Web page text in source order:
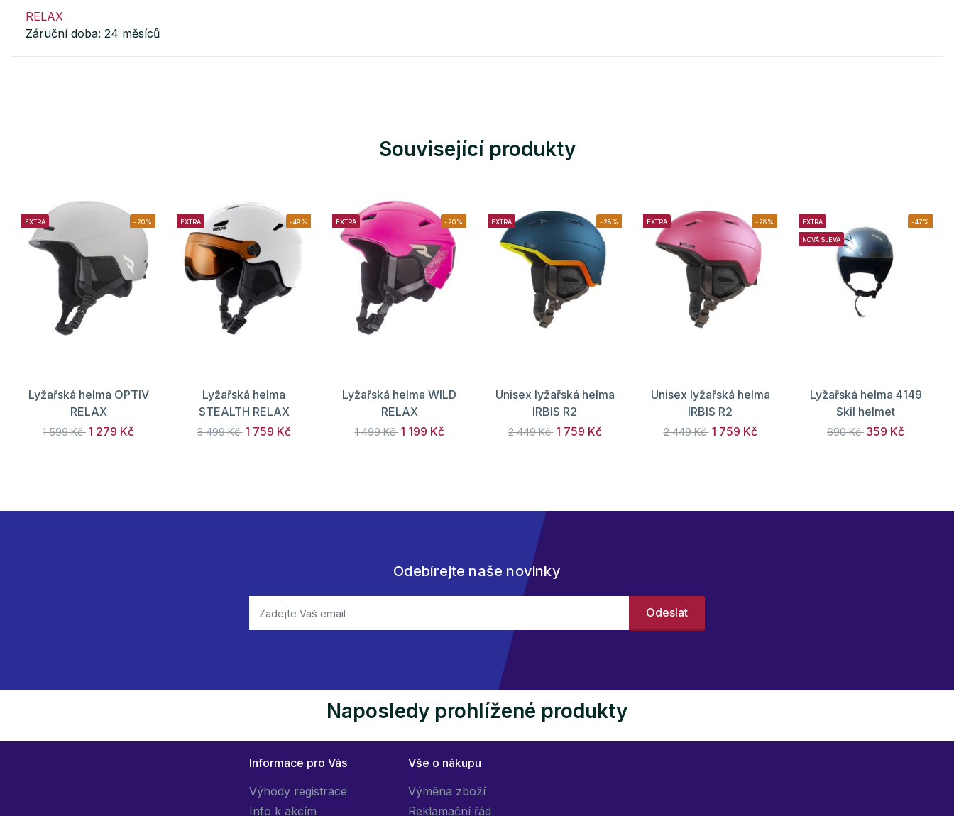
RELAX
Záruční doba: 24 měsíců
Související produkty
EXTRA -20%
Lyžařská helma OPTIV
RELAX
1 599 Kč 1 279 Kč
EXTRA -49%
Lyžařská helma
STEALTH RELAX
3 499 Kč 1 759 Kč
EXTRA -20%
Lyžařská helma WILD
RELAX
1 499 Kč 1 199 Kč
EXTRA -28%
Unisex lyžařská helma
IRBIS R2
2 449 Kč 1 759 Kč
EXTRA -28%
Unisex lyžařská helma
IRBIS R2
2 449 Kč 1 759 Kč
EXTRA
NOVÁ SLEVA
-47%
Lyžařská helma 4149
Skil helmet
690 Kč 359 Kč
Odebírejte naše novinky
Naposledy prohlížené produkty
Informace pro Vás
Výhody registrace
Info k akcím
Vše o nákupu
Výměna zboží
Reklamační řád